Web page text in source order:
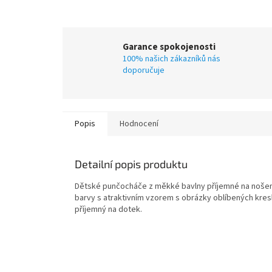
Garance spokojenosti
100% našich zákazníků nás
doporučuje
Popis Hodnocení
Detailní popis produktu
Dětské punčocháče z měkké bavlny příjemné na
barvy s atraktivním vzorem s obrázky oblíbených
příjemný na dotek.